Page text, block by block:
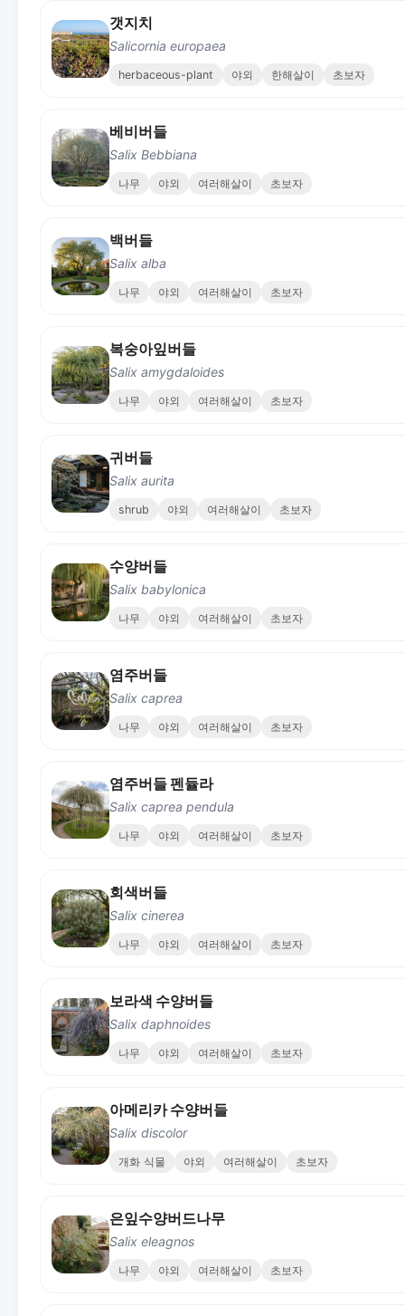
갯지치
Salicornia europaea
herbaceous-plant 야외 한해살이 초보자
베비버들
Salix Bebbiana
나무 야외 여러해살이 초보자
백버들
Salix alba
나무 야외 여러해살이 초보자
복숭아잎버들
Salix amygdaloides
나무 야외 여러해살이 초보자
귀버들
Salix aurita
shrub 야외 여러해살이 초보자
수양버들
Salix babylonica
나무 야외 여러해살이 초보자
염주버들
Salix caprea
나무 야외 여러해살이 초보자
염주버들 펜듈라
Salix caprea pendula
나무 야외 여러해살이 초보자
회색버들
Salix cinerea
나무 야외 여러해살이 초보자
보라색 수양버들
Salix daphnoides
나무 야외 여러해살이 초보자
아메리카 수양버들
Salix discolor
개화 식물 야외 여러해살이 초보자
은잎수양버드나무
Salix eleagnos
나무 야외 여러해살이 초보자